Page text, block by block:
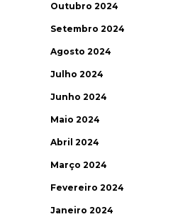
Outubro 2024
Setembro 2024
Agosto 2024
Julho 2024
Junho 2024
Maio 2024
Abril 2024
Março 2024
Fevereiro 2024
Janeiro 2024